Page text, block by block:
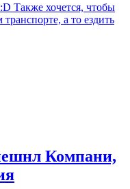
Также хочется, чтобы
а то ездить
Компани,